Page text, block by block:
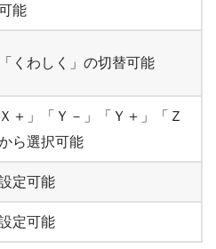
能
くわしく」の切替可能
＋」「Ｙ－」「Ｙ＋」「Ｚ
ら選択可能
定可能
定可能